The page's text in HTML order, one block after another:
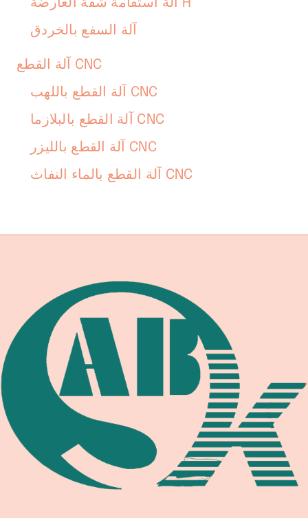
آلة استقامة شفة العارضة H
آلة السفع بالخردق
آلة القطع CNC
آلة القطع باللهب CNC
آلة القطع بالبلازما CNC
آلة القطع بالليزر CNC
آلة القطع بالماء النفاث CNC